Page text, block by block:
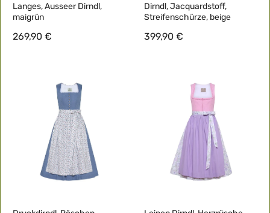
Langes, Ausseer Dirndl,
maigrün
269,90 €
Dirndl, Jacquardstoff,
Streifenschürze, beige
399,90 €